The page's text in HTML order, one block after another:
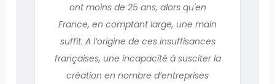
ont moins de 25 ans, alors qu'en
France, en comptant large, une main
suffit. A l’origine de ces insuffisances
françaises, une incapacité à susciter la
création en nombre d’entreprises